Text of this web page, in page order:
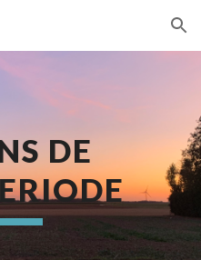
Skip to navigation
DE